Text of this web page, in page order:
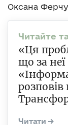
Оксана
«Ця
що за